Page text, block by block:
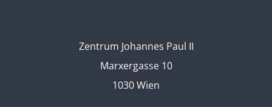
Zentrum Johannes Paul II
Marxergasse 10
1030 Wien